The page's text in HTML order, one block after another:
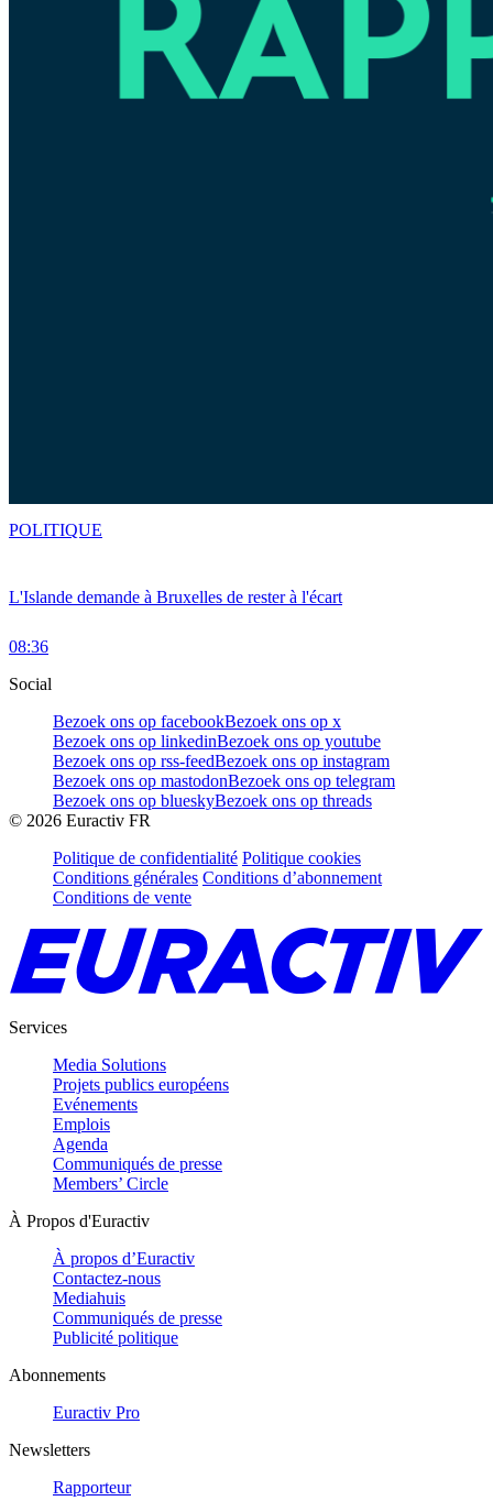
L'Islande demande à Bruxelles de rester à l'écart
08:36
POLITIQUE
Social
Bezoek ons op facebookBezoek ons op x
Bezoek ons op linkedinBezoek ons op youtube
Bezoek ons op rss-feedBezoek ons op instagram
Bezoek ons op mastodonBezoek ons op telegram
Bezoek ons op blueskyBezoek ons op threads
© 2026 Euractiv FR
Politique de confidentialité Politique cookies
Conditions générales Conditions d’abonnement
Conditions de vente
Services
Media Solutions
Projets publics européens
Evénements
Emplois
Agenda
Communiqués de presse
Members’ Circle
À Propos d'Euractiv
À propos d’Euractiv
Contactez-nous
Mediahuis
Communiqués de presse
Publicité politique
Abonnements
Euractiv Pro
Newsletters
Rapporteur